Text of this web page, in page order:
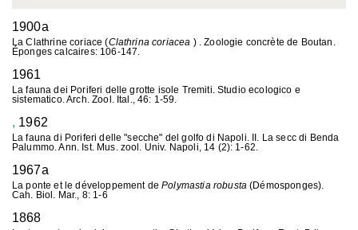
1900a
La Clathrine coriace (Clathrina coriacea ) . Zoologie concrète de Boutan.
Éponges calcaires: 106-147.
1961
La fauna dei Poriferi delle grotte isole Tremiti. Studio ecologico e
sistematico. Arch. Zool. Ital., 46: 1-59.
, 1962
La fauna di Poriferi delle "secche" del golfo di Napoli. II. La secc di Benda
Palummo. Ann. Ist. Mus. zool. Univ. Napoli, 14 (2): 1-62.
1967a
La ponte et le développement dePolymastia robusta (Démosponges).
Cah. Biol. Mar., 8: 1-6
1868